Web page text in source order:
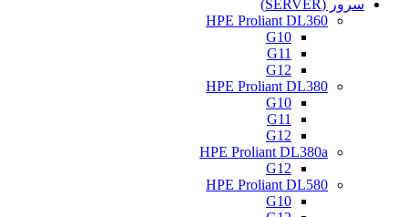
سرور (SERVER)
HPE Proliant DL360
G10
G11
G12
HPE Proliant DL380
G10
G11
G12
HPE Proliant DL380a
G12
HPE Proliant DL580
G10